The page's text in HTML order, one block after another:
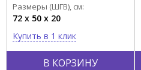
В КОРЗИНУ
Размеры (ШГВ), см:
72 x 50 x 20
Купить в 1 клик